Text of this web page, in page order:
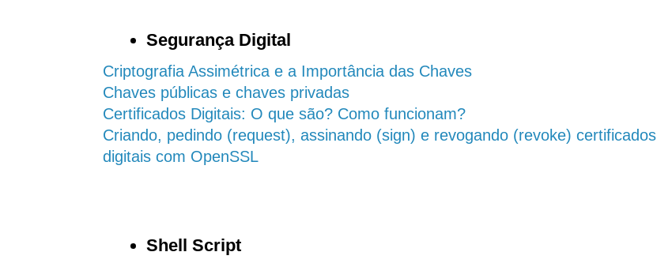
Segurança Digital
Criptografia Assimétrica e a Importância das Chaves
Chaves públicas e chaves privadas
Certificados Digitais: O que são? Como funcionam?
Criando, pedindo (request), assinando (sign) e revogando (revoke) certificados
digitais com OpenSSL
Shell Script